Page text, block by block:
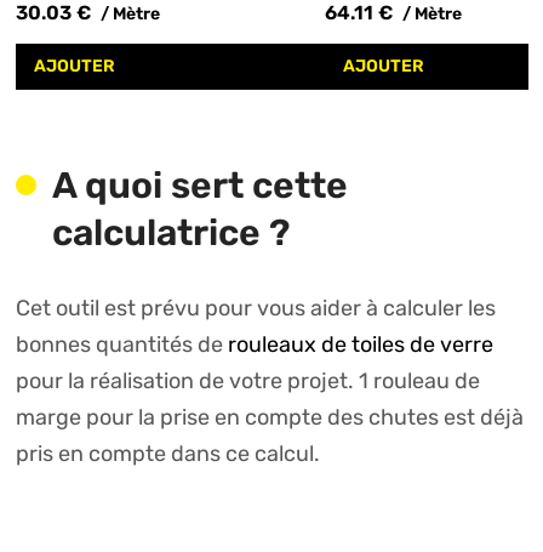
30.03 € / Mètre
AJOUTER
64.11 € / Mètre
AJOUTER
A quoi sert cette
calculatrice ?
Cet outil est prévu pour vous aider à calculer les
bonnes quantités de rouleaux de toiles de verre
pour la réalisation de votre projet. 1 rouleau de
marge pour la prise en compte des chutes est déjà
pris en compte dans ce calcul.